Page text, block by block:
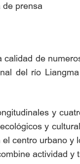
prensa
de
del río
y
y
centro urbano y
actividad y